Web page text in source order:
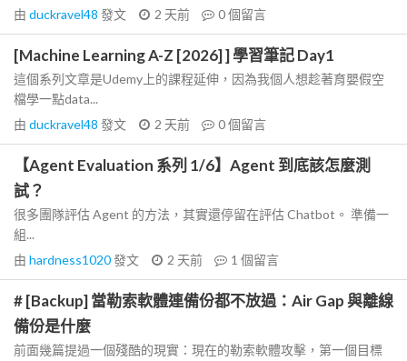
由 duckravel48 發文 2 天前 0個留言
[Machine Learning A-Z [2026] ] 學習筆記 Day1
這個系列文章是Udemy上的課程延伸，因為我個人想趁著育嬰假空
檔學一點data...
由 duckravel48 發文 2 天前 0個留言
【Agent Evaluation 系列 1/6】Agent 到底該怎麼測
試？
很多團隊評估 Agent 的方法，其實還停留在評估 Chatbot。 準備一
組...
由 hardness1020發文 2 天前 1 個留言
# [Backup] 當勒索軟體連備份都不放過：Air Gap 與離線
備份是什麼
前面幾篇提過一個殘酷的現實：現在的勒索軟體攻擊，第一個目標